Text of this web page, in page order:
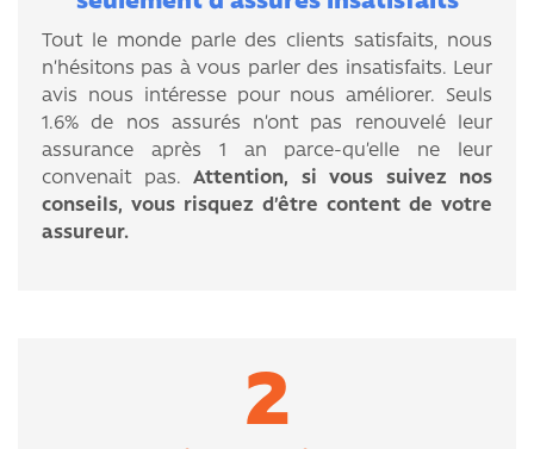
Tout le monde parle des clients satisfaits, nous
n’hésitons pas à vous parler des insatisfaits. Leur
avis nous intéresse pour nous améliorer. Seuls
1.6% de nos assurés n’ont pas renouvelé leur
assurance après 1 an parce-qu’elle ne leur
convenait pas. Attention, si vous suivez nos
conseils, vous risquez d’être content de votre
assureur.
2